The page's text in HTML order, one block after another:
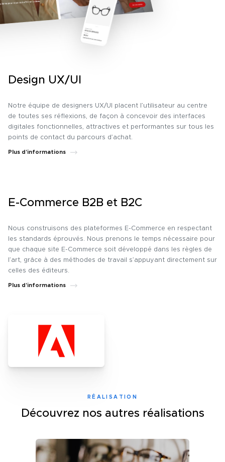
Design UX/UI
Notre équipe de designers UX/UI placent l’utilisateur au centre
de toutes ses réflexions, de façon à concevoir des interfaces
digitales fonctionnelles, attractives et performantes sur tous les
points de contact du parcours d’achat.
Plus d’informations
E-Commerce B2B et B2C
Nous construisons des plateformes E-Commerce en respectant
les standards éprouvés. Nous prenons le temps nécessaire pour
que chaque site E-Commerce soit développé dans les règles de
l’art, grâce à des méthodes de travail s’appuyant directement sur
celles des éditeurs.
Plus d’informations
RÉALISATION
Découvrez nos autres réalisations